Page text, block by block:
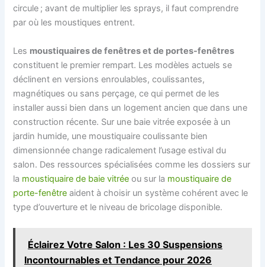
circule ; avant de multiplier les sprays, il faut comprendre
par où les moustiques entrent.
Les moustiquaires de fenêtres et de portes-fenêtres
constituent le premier rempart. Les modèles actuels se
déclinent en versions enroulables, coulissantes,
magnétiques ou sans perçage, ce qui permet de les
installer aussi bien dans un logement ancien que dans une
construction récente. Sur une baie vitrée exposée à un
jardin humide, une moustiquaire coulissante bien
dimensionnée change radicalement l’usage estival du
salon. Des ressources spécialisées comme les dossiers sur
la moustiquaire de baie vitrée ou sur la moustiquaire de
porte-fenêtre aident à choisir un système cohérent avec le
type d’ouverture et le niveau de bricolage disponible.
Éclairez Votre Salon : Les 30 Suspensions
Incontournables et Tendance pour 2026